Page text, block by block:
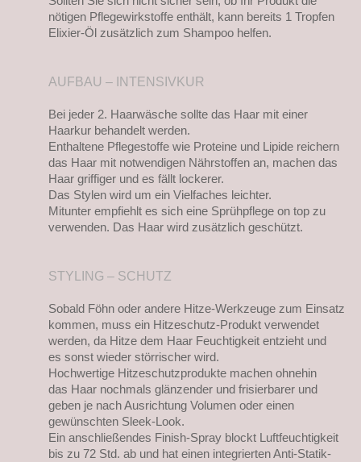
nötigen Pflegewirkstoffe enthält, kann bereits 1 Tropfen
Elixier-Öl zusätzlich zum Shampoo helfen.
AUFBAU – INTENSIVKUR
Bei jeder 2. Haarwäsche sollte das Haar mit einer
Haarkur behandelt werden.
Enthaltene Pflegestoffe wie Proteine und Lipide reichern
das Haar mit notwendigen Nährstoffen an, machen das
Haar griffiger und es fällt lockerer.
Das Stylen wird um ein Vielfaches leichter.
Mitunter empfiehlt es sich eine Sprühpflege on top zu
verwenden. Das Haar wird zusätzlich geschützt.
STYLING – SCHUTZ
Sobald Föhn oder andere Hitze-Werkzeuge zum Einsatz
kommen, muss ein Hitzeschutz-Produkt verwendet
werden, da Hitze dem Haar Feuchtigkeit entzieht und
es sonst wieder störrischer wird.
Hochwertige Hitzeschutzprodukte machen ohnehin
das Haar nochmals glänzender und frisierbarer und
geben je nach Ausrichtung Volumen oder einen
gewünschten Sleek-Look.
Ein anschließendes Finish-Spray blockt Luftfeuchtigkeit
bis zu 72 Std. ab und hat einen integrierten Anti-Statik-